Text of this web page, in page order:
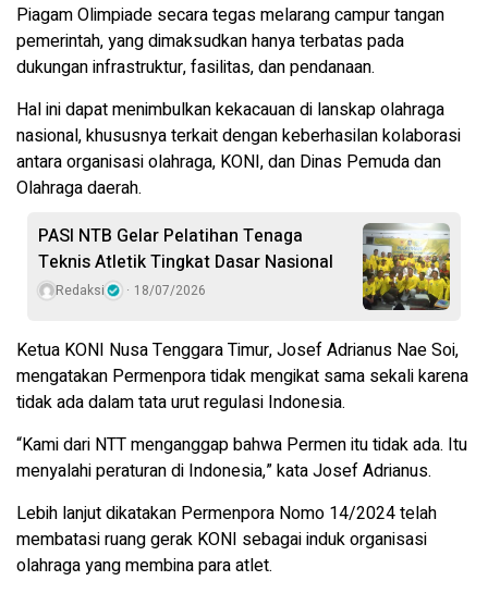
Piagam Olimpiade secara tegas melarang campur tangan
pemerintah, yang dimaksudkan hanya terbatas pada
dukungan infrastruktur, fasilitas, dan pendanaan.
Hal ini dapat menimbulkan kekacauan di lanskap olahraga
nasional, khususnya terkait dengan keberhasilan kolaborasi
antara organisasi olahraga, KONI, dan Dinas Pemuda dan
Olahraga daerah.
PASI NTB Gelar Pelatihan Tenaga
Teknis Atletik Tingkat Dasar Nasional
Redaksi 18/07/2026
Ketua KONI Nusa Tenggara Timur, Josef Adrianus Nae Soi,
mengatakan Permenpora tidak mengikat sama sekali karena
tidak ada dalam tata urut regulasi Indonesia.
“Kami dari NTT menganggap bahwa Permen itu tidak ada. Itu
menyalahi peraturan di Indonesia,” kata Josef Adrianus.
Lebih lanjut dikatakan Permenpora Nomo 14/2024 telah
membatasi ruang gerak KONI sebagai induk organisasi
olahraga yang membina para atlet.